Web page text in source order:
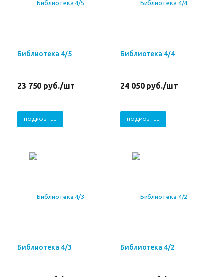
Библиотека 4/5
23 750 руб./шт
ПОДРОБНЕЕ
Библиотека 4/4
24 050 руб./шт
ПОДРОБНЕЕ
Библиотека 4/3 Библиотека 4/2